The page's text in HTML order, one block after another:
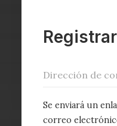
Se enviará un
correo